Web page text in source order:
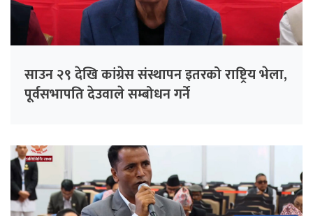
साउन २९ देखि कांग्रेस संस्थापन इतरको राष्ट्रिय भेला,
पूर्वसभापति देउवाले सम्बोधन गर्ने